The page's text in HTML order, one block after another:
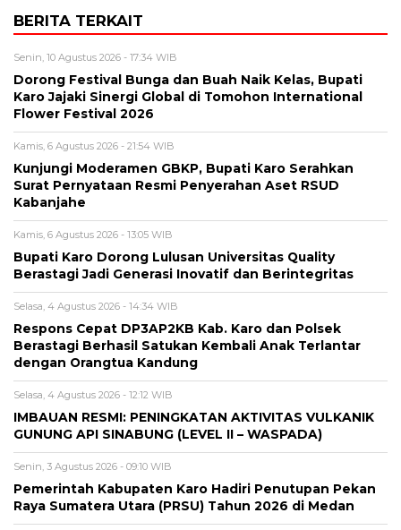
BERITA TERKAIT
Senin, 10 Agustus 2026 - 17:34 WIB
Dorong Festival Bunga dan Buah Naik Kelas, Bupati
Karo Jajaki Sinergi Global di Tomohon International
Flower Festival 2026
Kamis, 6 Agustus 2026 - 21:54 WIB
Kunjungi Moderamen GBKP, Bupati Karo Serahkan
Surat Pernyataan Resmi Penyerahan Aset RSUD
Kabanjahe
Kamis, 6 Agustus 2026 - 13:05 WIB
Bupati Karo Dorong Lulusan Universitas Quality
Berastagi Jadi Generasi Inovatif dan Berintegritas
Selasa, 4 Agustus 2026 - 14:34 WIB
Respons Cepat DP3AP2KB Kab. Karo dan Polsek
Berastagi Berhasil Satukan Kembali Anak Terlantar
dengan Orangtua Kandung
Selasa, 4 Agustus 2026 - 12:12 WIB
IMBAUAN RESMI: PENINGKATAN AKTIVITAS VULKANIK
GUNUNG API SINABUNG (LEVEL II – WASPADA)
Senin, 3 Agustus 2026 - 09:10 WIB
Pemerintah Kabupaten Karo Hadiri Penutupan Pekan
Raya Sumatera Utara (PRSU) Tahun 2026 di Medan